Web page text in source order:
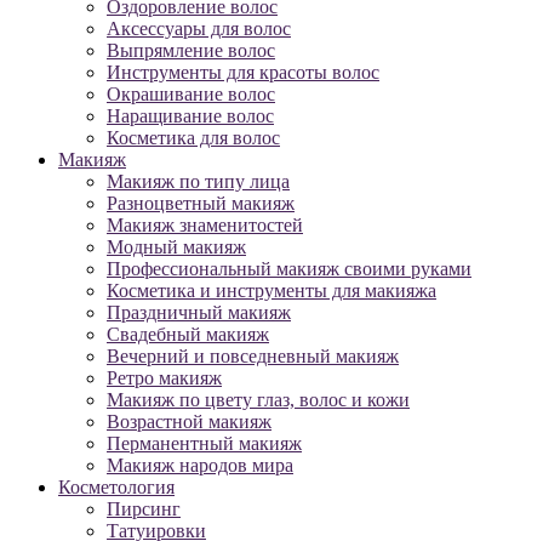
Оздоровление волос
Аксессуары для волос
Выпрямление волос
Инструменты для красоты волос
Окрашивание волос
Наращивание волос
Косметика для волос
Макияж
Макияж по типу лица
Разноцветный макияж
Макияж знаменитостей
Модный макияж
Профессиональный макияж своими руками
Косметика и инструменты для макияжа
Праздничный макияж
Свадебный макияж
Вечерний и повседневный макияж
Ретро макияж
Макияж по цвету глаз, волос и кожи
Возрастной макияж
Перманентный макияж
Макияж народов мира
Косметология
Пирсинг
Татуировки